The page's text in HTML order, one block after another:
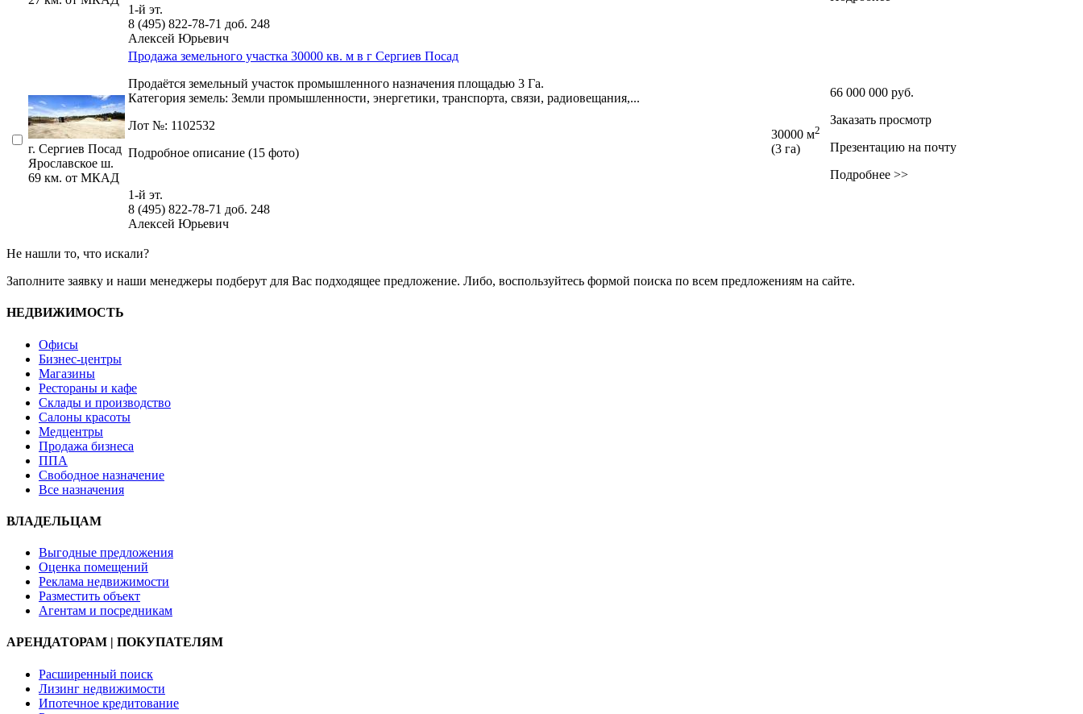
1-й эт.
8 (495) 822-78-71 доб. 248
Алексей Юрьевич
г. Сергиев Посад
Ярославское ш.
69 км. от МКАД
Продажа земельного участка 30000 кв. м в г Сергиев Посад
Продаётся земельный участок промышленного назначения площадью 3 Га.
Категория земель: Земли промышленности,­ энергетики,­ транспорта,­ связи,­ радиовещания,­...
Лот №: 1102532
Подробное описание (15 фото)
1-й эт.
8 (495) 822-78-71 доб. 248
Алексей Юрьевич
30000 м2
(3 га)
66 000 000 руб.
Заказать просмотр
Презентацию на почту
Подробнее >>
Не нашли то, что искали?
Заполните заявку и наши менеджеры подберут для Вас подходящее предложение. Либо, воспользуйтесь формой поиска по всем предложениям на сайте.
НЕДВИЖИМОСТЬ
Офисы
Бизнес-центры
Магазины
Рестораны и кафе
Склады и производство
Салоны красоты
Медцентры
Продажа бизнеса
ППА
Свободное назначение
Все назначения
ВЛАДЕЛЬЦАМ
Выгодные предложения
Оценка помещений
Реклама недвижимости
Разместить объект
Агентам и посредникам
АРЕНДАТОРАМ | ПОКУПАТЕЛЯМ
Расширенный поиск
Лизинг недвижимости
Ипотечное кредитование